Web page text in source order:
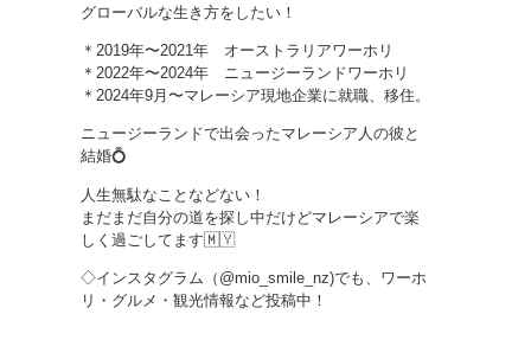
グローバルな生き方をしたい！
＊2019年〜2021年 オーストラリアワーホリ
＊2022年〜2024年 ニュージーランドワーホリ
＊2024年9月〜マレーシア現地企業に就職、移住。
ニュージーランドで出会ったマレーシア人の彼と
結婚💍
人生無駄なことなどない！
まだまだ自分の道を探し中だけどマレーシアで楽
しく過ごしてます🇲🇾
◇インスタグラム（@mio_smile_nz)でも、ワーホ
リ・グルメ・観光情報など投稿中！